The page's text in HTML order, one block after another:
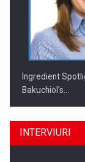
Ingredient
Bakuchiol's…
INTERVIURI